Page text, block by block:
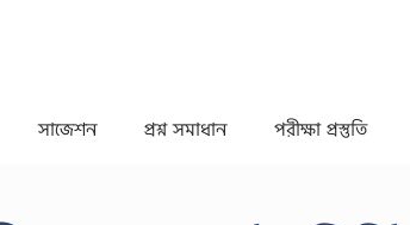
সাজেশন প্রশ্ন সমাধান পরীক্ষা প্রস্তুতি